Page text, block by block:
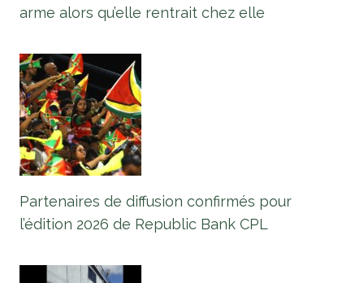
arme alors qu’elle rentrait chez elle
Partenaires de diffusion confirmés pour
l’édition 2026 de Republic Bank CPL